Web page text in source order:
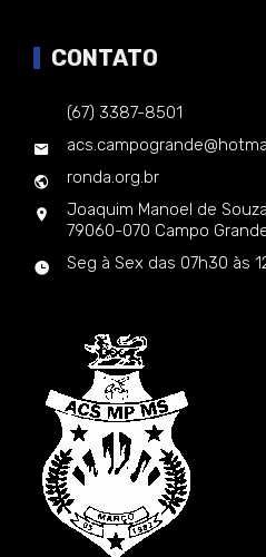
CONTATO
(67) 3387-8501
ronda.org.br
Joaquim Manoel de
79060-070 Campo
Seg à Sex das 07h30 às